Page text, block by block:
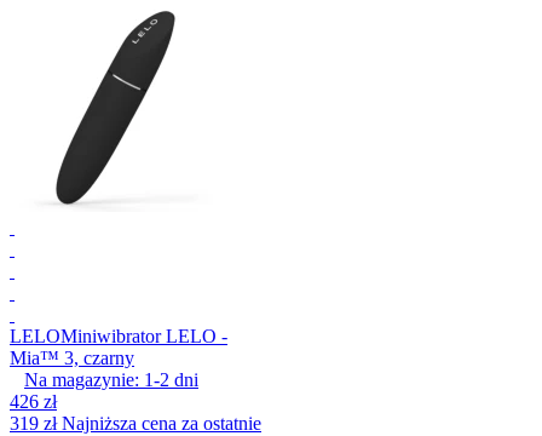
LELOMiniwibrator LELO -
Mia™ 3, czarny
Na magazynie: 1-2 dni
426 zł
319 złNajniższa cena za ostatnie